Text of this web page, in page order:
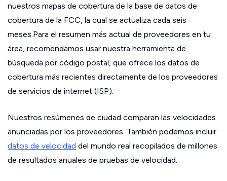
nuestros mapas de cobertura de la base de datos de
cobertura de la FCC, la cual se actualiza cada seis
meses.Para el resumen más actual de proveedores en tu
área, recomendamos usar nuestra herramienta de
búsqueda por código postal, que ofrece los datos de
cobertura más recientes directamente de los proveedores
de servicios de internet (ISP).
Nuestros resúmenes de ciudad comparan las velocidades
anunciadas por los proveedores. También podemos incluir
datos de velocidad del mundo real recopilados de millones
de resultados anuales de pruebas de velocidad.